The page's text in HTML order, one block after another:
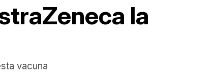
la
vacuna